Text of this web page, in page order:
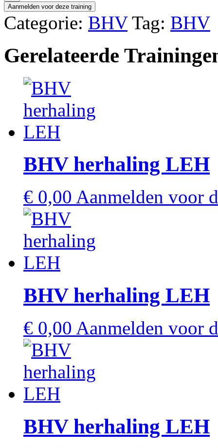
herhaling
LEH
aantal
Aanmelden voor deze training
Categorie: BHV Tag: BHV
Gerelateerde
BHV herhaling LEH
€ 0,00 Aanmelden voor
BHV herhaling LEH
€ 0,00 Aanmelden voor
BHV herhaling LEH